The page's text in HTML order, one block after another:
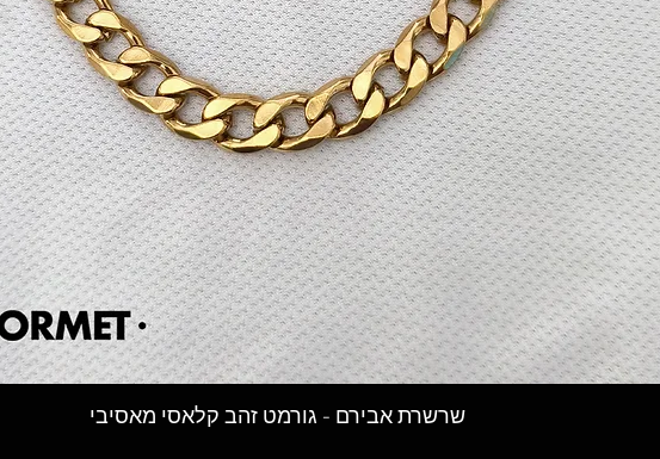
תצוגה מהירה
שרשרת אבירם - גורמט זהב קלאסי מאסיבי